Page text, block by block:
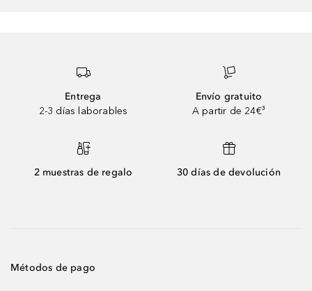
Entrega
2-3 días laborables
Envío gratuito
A partir de 24€³
2 muestras de regalo 30 días de devolución
Métodos de pago